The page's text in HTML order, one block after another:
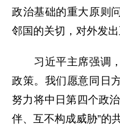
政治基础的重大原则
邻国的关切，对外发
习近平主席强调，
政策。我们愿意同日
努力将中日第四个政
伴、互不构成威胁”的